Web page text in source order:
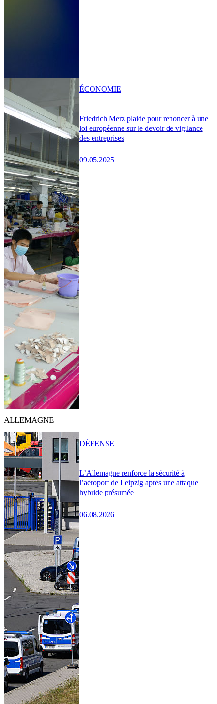
Friedrich Merz plaide pour renoncer à une
loi européenne sur le devoir de vigilance
des entreprises
09.05.2025
ÉCONOMIE
ALLEMAGNE
L’Allemagne renforce la sécurité à
l’aéroport de Leipzig après une attaque
hybride présumée
06.08.2026
DÉFENSE